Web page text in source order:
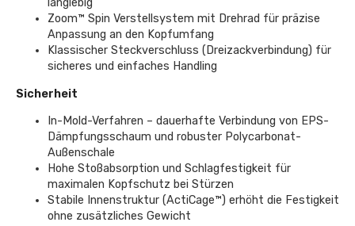
langlebig
Zoom™ Spin Verstellsystem mit Drehrad für präzise
Anpassung an den Kopfumfang
Klassischer Steckverschluss (Dreizackverbindung) für
sicheres und einfaches Handling
Sicherheit
In-Mold-Verfahren – dauerhafte Verbindung von EPS-
Dämpfungsschaum und robuster Polycarbonat-
Außenschale
Hohe Stoßabsorption und Schlagfestigkeit für
maximalen Kopfschutz bei Stürzen
Stabile Innenstruktur (ActiCage™) erhöht die Festigkeit
ohne zusätzliches Gewicht